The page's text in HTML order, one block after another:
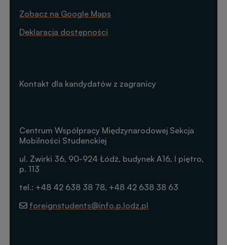
Zobacz na Google Maps
Deklaracja dostępności
Kontakt dla kandydatów z zagranicy
Centrum Współpracy Międzynarodowej Sekcja
Mobilności Studenckiej
ul. Żwirki 36, 90-924 Łódź, budynek A16, I piętro,
p. 113
tel.: +48 42 638 38 78, +48 42 638 38 63
foreignstudents@info.p.lodz.pl